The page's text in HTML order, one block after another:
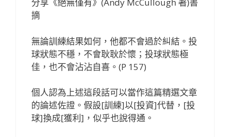
分享《絕無僅有》(Andy McCullough 著)書
摘
無論訓練結果如何，他都不會過於糾結。投
球狀態不穩，不會耿耿於懷；投球狀態極
佳，也不會沾沾自喜。(P 157)
個人認為上述這段話可以當作這篇精選文章
的論述佐證。假設[訓練]以[投資]代替，[投
球]換成[獲利]，似乎也說得通。